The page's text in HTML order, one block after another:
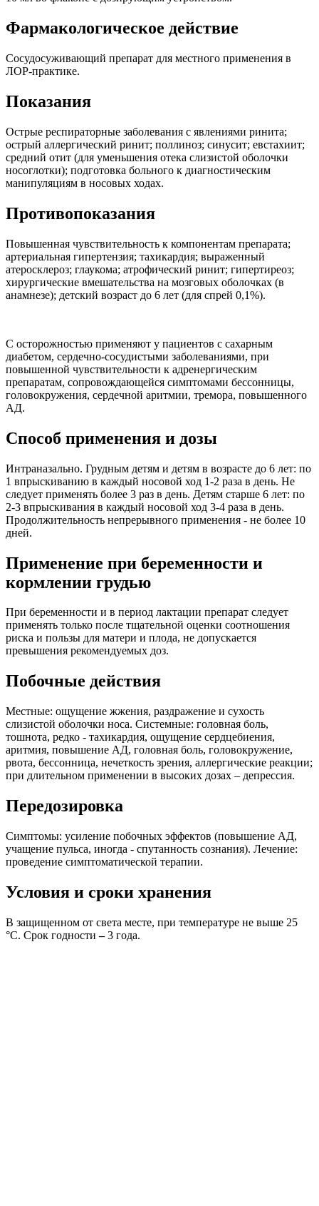
Фармакологическое действие
Сосудосуживающий препарат для местного применения в
ЛОР-практике.
Показания
Острые респираторные заболевания с явлениями ринита;
острый аллергический ринит; поллиноз; синусит; евстахиит;
средний отит (для уменьшения отека слизистой оболочки
носоглотки); подготовка больного к диагностическим
манипуляциям в носовых ходах.
Противопоказания
Повышенная чувствительность к компонентам препарата;
артериальная гипертензия; тахикардия; выраженный
атеросклероз; глаукома; атрофический ринит; гипертиреоз;
хирургические вмешательства на мозговых оболочках (в
анамнезе); детский возраст до 6 лет (для спрей 0,1%).
С осторожностью применяют у пациентов с сахарным
диабетом, сердечно-сосудистыми заболеваниями, при
повышенной чувствительности к адренергическим
препаратам, сопровождающейся симптомами бессонницы,
головокружения, сердечной аритмии, тремора, повышенного
АД.
Способ применения и дозы
Интраназально. Грудным детям и детям в возрасте до 6 лет: по
1 впрыскиванию в каждый носовой ход 1-2 раза в день. Не
следует применять более 3 раз в день. Детям старше 6 лет: по
2-3 впрыскивания в каждый носовой ход 3-4 раза в день.
Продолжительность непрерывного применения - не более 10
дней.
Применение при беременности и
кормлении грудью
При беременности и в период лактации препарат следует
применять только после тщательной оценки соотношения
риска и пользы для матери и плода, не допускается
превышения рекомендуемых доз.
Побочные действия
Местные: ощущение жжения, раздражение и сухость
слизистой оболочки носа. Системные: головная боль,
тошнота, редко - тахикардия, ощущение сердцебиения,
аритмия, повышение АД, головная боль, головокружение,
рвота, бессонница, нечеткость зрения, аллергические реакции;
при длительном применении в высоких дозах – депрессия.
Передозировка
Симптомы: усиление побочных эффектов (повышение АД,
учащение пульса, иногда - спутанность сознания). Лечение:
проведение симптоматической терапии.
Условия и сроки хранения
В защищенном от света месте, при температуре не выше 25
°C. Срок годности –3 года.